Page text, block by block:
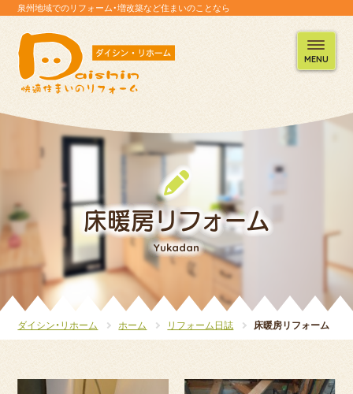
泉州地域でのリフォーム・増改築など住まいのことなら
MENU
床暖房リフォーム
Yukadan
ダイシン・リホーム ホーム リフォーム日誌 床暖房リフォーム